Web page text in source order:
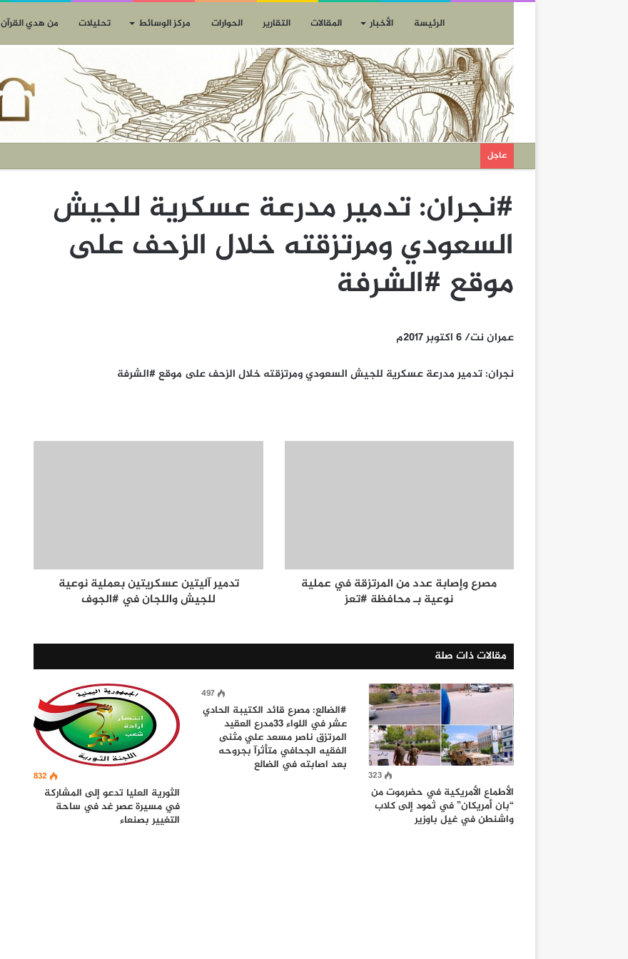
الرئيسة الأخبار المقالات التقارير الحوارات مركز الوسائط تحليلات من هدي القرآن
عاجل
#نجران: تدمير مدرعة عسكرية للجيش
السعودي ومرتزقته خلال الزحف على
موقع #الشرفة
عمران نت/ 6 اكتوبر 2017م
نجران: تدمير مدرعة عسكرية للجيش السعودي ومرتزقته خلال الزحف على موقع #الشرفة
مصرع وإصابة عدد من المرتزقة في عملية
نوعية بـ محافظة #تعز
تدمير آليتين عسكريتين بعملية نوعية
للجيش واللجان في #الجوف
مقالات ذات صلة
323
الأطماع الأمريكية في حضرموت من
“بان أمريكان” في ثمود إلى كلاب
واشنطن في غيل باوزير
497
#الضالع: مصرع قائد الكتيبة الحادي
عشر في اللواء 33مدرع العقيد
المرتزق ناصر مسعد علي مثنى
الفقيه الجحافي متأثرآ بجروحه
بعد اصابته في الضالع
832
الثورية العليا تدعو إلى المشاركة
في مسيرة عصر غد في ساحة
التغيير بصنعاء